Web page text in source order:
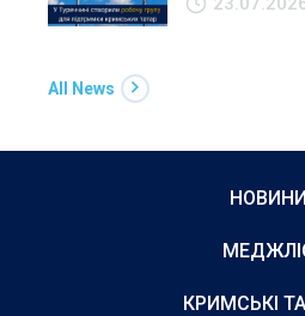
All News
НОВИНИ
КРИМСЬКІ